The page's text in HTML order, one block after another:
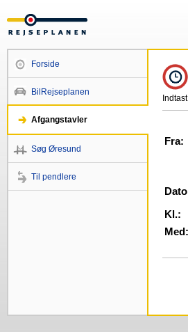
Forside
BilRejseplanen
Afgangstavler
Søg Øresund
Til pendlere
Fra:
Kl.:
Med: